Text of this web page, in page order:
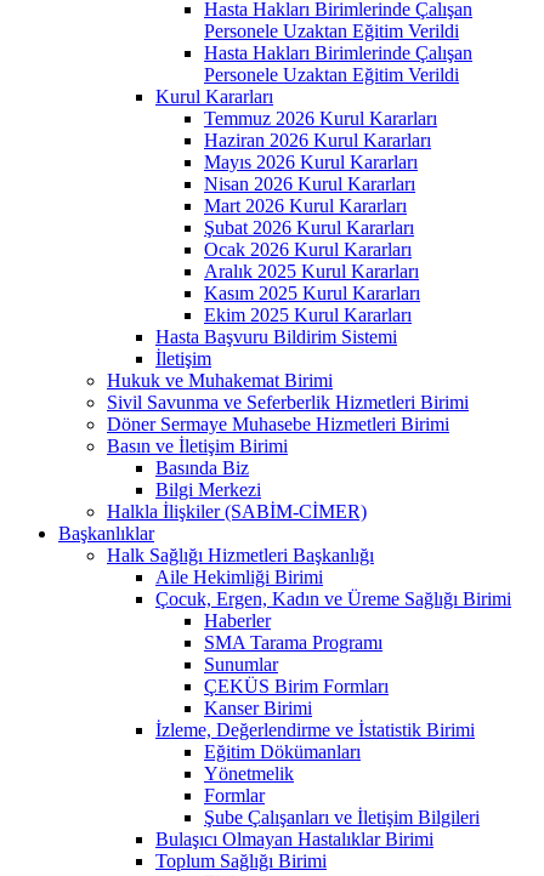
Hasta Hakları Birimlerinde Çalışan
Personele Uzaktan Eğitim Verildi
Hasta Hakları Birimlerinde Çalışan
Personele Uzaktan Eğitim Verildi
Kurul Kararları
Temmuz 2026 Kurul Kararları
Haziran 2026 Kurul Kararları
Mayıs 2026 Kurul Kararları
Nisan 2026 Kurul Kararları
Mart 2026 Kurul Kararları
Şubat 2026 Kurul Kararları
Ocak 2026 Kurul Kararları
Aralık 2025 Kurul Kararları
Kasım 2025 Kurul Kararları
Ekim 2025 Kurul Kararları
Hasta Başvuru Bildirim Sistemi
İletişim
Hukuk ve Muhakemat Birimi
Sivil Savunma ve Seferberlik Hizmetleri Birimi
Döner Sermaye Muhasebe Hizmetleri Birimi
Basın ve İletişim Birimi
Basında Biz
Bilgi Merkezi
Halkla İlişkiler (SABİM-CİMER)
Başkanlıklar
Halk Sağlığı Hizmetleri Başkanlığı
Aile Hekimliği Birimi
Çocuk, Ergen, Kadın ve Üreme Sağlığı Birimi
Haberler
SMA Tarama Programı
Sunumlar
ÇEKÜS Birim Formları
Kanser Birimi
İzleme, Değerlendirme ve İstatistik Birimi
Eğitim Dökümanları
Yönetmelik
Formlar
Şube Çalışanları ve İletişim Bilgileri
Bulaşıcı Olmayan Hastalıklar Birimi
Toplum Sağlığı Birimi